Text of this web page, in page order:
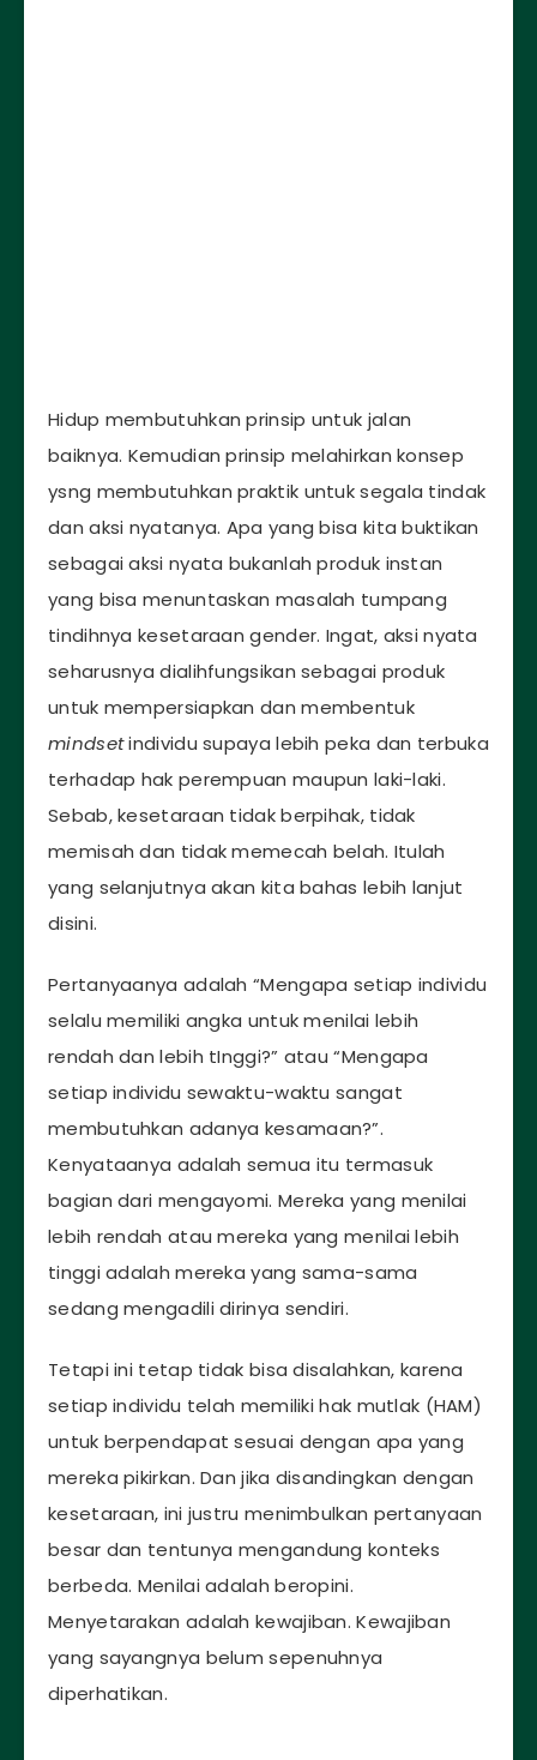
Hidup membutuhkan prinsip untuk jalan
baiknya. Kemudian prinsip melahirkan konsep
ysng membutuhkan praktik untuk segala tindak
dan aksi nyatanya. Apa yang bisa kita buktikan
sebagai aksi nyata bukanlah produk instan
yang bisa menuntaskan masalah tumpang
tindihnya kesetaraan gender. Ingat, aksi nyata
seharusnya dialihfungsikan sebagai produk
untuk mempersiapkan dan membentuk
mindsetindividu supaya lebih peka dan terbuka
terhadap hak perempuan maupun laki-laki.
Sebab, kesetaraan tidak berpihak, tidak
memisah dan tidak memecah belah. Itulah
yang selanjutnya akan kita bahas lebih lanjut
disini.
Pertanyaanya adalah “Mengapa setiap individu
selalu memiliki angka untuk menilai lebih
rendah dan lebih tInggi?” atau “Mengapa
setiap individu sewaktu-waktu sangat
membutuhkan adanya kesamaan?”.
Kenyataanya adalah semua itu termasuk
bagian dari mengayomi. Mereka yang menilai
lebih rendah atau mereka yang menilai lebih
tinggi adalah mereka yang sama-sama
sedang mengadili dirinya sendiri.
Tetapi ini tetap tidak bisa disalahkan, karena
setiap individu telah memiliki hak mutlak (HAM)
untuk berpendapat sesuai dengan apa yang
mereka pikirkan. Dan jika disandingkan dengan
kesetaraan, ini justru menimbulkan pertanyaan
besar dan tentunya mengandung konteks
berbeda. Menilai adalah beropini.
Menyetarakan adalah kewajiban. Kewajiban
yang sayangnya belum sepenuhnya
diperhatikan.